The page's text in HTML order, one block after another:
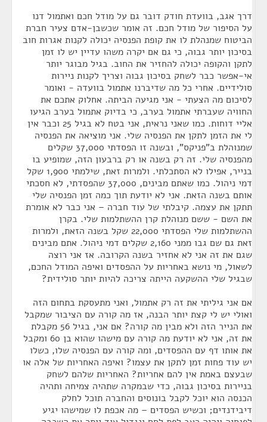
דרך אגב, בוועדת חודק דובר גם על מודל חכם ואתמול דנו
על הסיפור של מודל חכם. זה אומר שכשבן-אדם צעיר חברת
הביטוח שמנהלת לו את קופת הפנסיה יכולה לקנות אגרות חוב
בסיכון יותר גבוה, כי גם אם יקרה משהו עדיין יש לו זמן
לתקן והקופה יכולה להחזיר את החוב. בגיל מבוגר יותר
אי-אפשר כבר לשחק בסיכון גבוה וצריך לקנות ניירות
סולידיים. אחרי כל מה שדיברנו אתמול בוועדה - ואומר
לסיכום מה הצעתי - אני מגיעה הביתה. אחלוק אתכם את
החוויה שעברתי אתמול בערב, כי בדיוק אתמול בערב הגיעו
אליי דוחות. כמו שאני נראית, אני בטח לא בגיל 25 וכבר אין
לי את הזמן לתקן את הפנסיה שלי. אני מוציאה את הפנסיה
שמנוהלת ב"פניקס", ובשנה זו הפסדתי 37,000 שקלים
מהפנסיה שלי. זה רק בשנה או רק ברבעון הזה, שמופיע בו
בנייר, אפילו לא הסתכלתי. ולמרות זאת, שילמתי 1,900 שקל
דמי ניהול. כמו שאתם מבינים, 37,000 שהפסדתי, לא חסכתי
אותם בשנה הזאת. אני לא יודעת תוך כמה זמן הפנסיה שלי
תתקן את עצמה. קיבלתי של עוד חברה – אני כבר לא אומרת
את השם - ששם מנוהלת קרן ההשתלמות שלי. בקרן
ההשתלמות שלי הפסדתי 22,000 שקל בשנה הזאת, ולמרות
זאת גם שם גבו ממני 2,160 שקלים דמי ניהול. אתם מבינים
שגם את זה אני לא אחזיר בשנה הקרובה. אז אני רוצה
לשאול, מי נושא באחריות על ההפסדים ואיפה המודל החכם,
שבגיל שלי ההשקעה הייתה צריכה להיות יותר סולידית?
אם אני גיליתי את זה רק אתמול, ואני מתעסקת בתחום הזה
ואולי יש לי קצת יותר הבנה, אז מה קורה עם הציבור שמקבל
את הנייר הזה ולא מבין מה קורה? אם אני, בגיל 56 מקבלת
את זה, אני לא יודעת מה קורה עם מישהו שהוא בן 60 ומקבל
את אותו דף עם ההפסדים, ומה קורה עם הפנסיה שלו, כשלו
יש עוד פחות זמן לתקן את עצמו? ואיפה האחריות של אלה או
שבעצם באמת אין להם אחריות? האחריות שלהם לשחק
בניירות בסיכון גבוה, כדי שבמקרה שתהיה צמיחה ותהיה
הכנסה הוא יוכל לקבל בונוסים והחברה תוכל לחלק
דיבידנדים; וכשיש הפסדים – מה אכפת לו שמישהו יגיע